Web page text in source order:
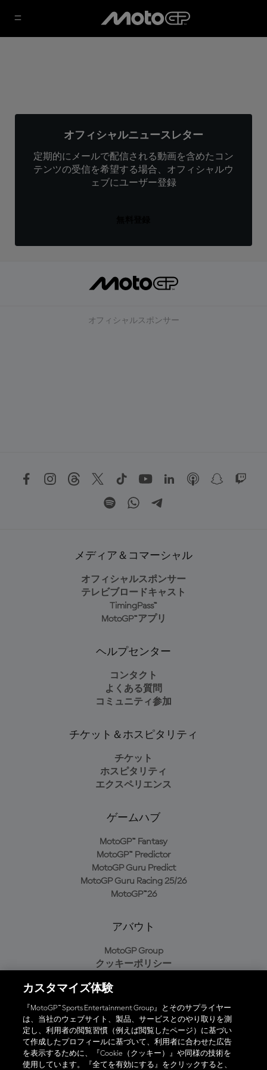
オフィシャルニュースレター
定期的にメールで配信される動画を含めたコン
テンツの受信を希望する場合、オフィシャルウ
ェブにユーザー登録
オフィシャルスポンサー
メディア＆コマーシャル
オフィシャルスポンサー
テレビブロードキャスト
TimingPass™
MotoGP™アプリ
ヘルプセンター
コンタクト
よくある質問
コミュニティ参加
チケット＆ホスピタリティ
チケット
ホスピタリティ
エクスペリエンス
ゲームハブ
MotoGP™ Fantasy
MotoGP™ Predictor
MotoGP Guru Predict
MotoGP Guru Racing 25/26
MotoGP™26
アバウト
MotoGP Group
クッキーポリシー
プライバシーポリシー
購入ポリシー
オフィシャルアプリ
カスタマイズ体験
『MotoGP™ Sports Entertainment Group』とそのサプライヤー
は、当社のウェブサイト、製品、サービスとのやり取りを測
定し、利用者の閲覧習慣（例えば閲覧したページ）に基づい
て作成したプロフィールに基づいて、利用者に合わせた広告
を表示するために、『Cookie（クッキー）』や同様の技術を
使用しています。『全てを有効にする』をクリックすると、